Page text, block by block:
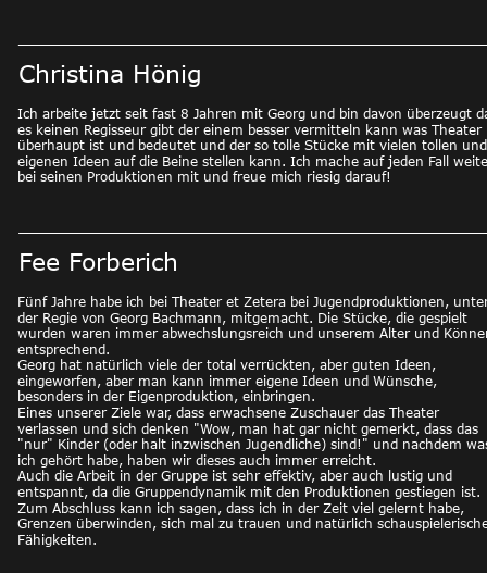
Christina Hönig
Ich arbeite jetzt seit fast 8 Jahren mit Georg und bin davon überzeugt
es keinen Regisseur gibt der einem besser vermitteln kann was Theater
überhaupt ist und bedeutet und der so tolle Stücke mit vielen tollen
eigenen Ideen auf die Beine stellen kann. Ich mache auf jeden Fall
bei seinen Produktionen mit und freue mich riesig darauf!
Fee Forberich
Fünf Jahre habe ich bei Theater et Zetera bei Jugendproduktionen,
der Regie von Georg Bachmann, mitgemacht. Die Stücke, die gespielt
wurden waren immer abwechslungsreich und unserem Alter und
entsprechend.
Georg hat natürlich viele der total verrückten, aber guten Ideen,
eingeworfen, aber man kann immer eigene Ideen und Wünsche,
besonders in der Eigenproduktion, einbringen.
Eines unserer Ziele war, dass erwachsene Zuschauer das Theater
verlassen und sich denken "Wow, man hat gar nicht gemerkt, dass das
"nur" Kinder (oder halt inzwischen Jugendliche) sind!" und nachdem
ich gehört habe, haben wir dieses auch immer erreicht.
Auch die Arbeit in der Gruppe ist sehr effektiv, aber auch lustig und
entspannt, da die Gruppendynamik mit den Produktionen gestiegen ist.
Zum Abschluss kann ich sagen, dass ich in der Zeit viel gelernt habe,
Grenzen überwinden, sich mal zu trauen und natürlich
Fähigkeiten.